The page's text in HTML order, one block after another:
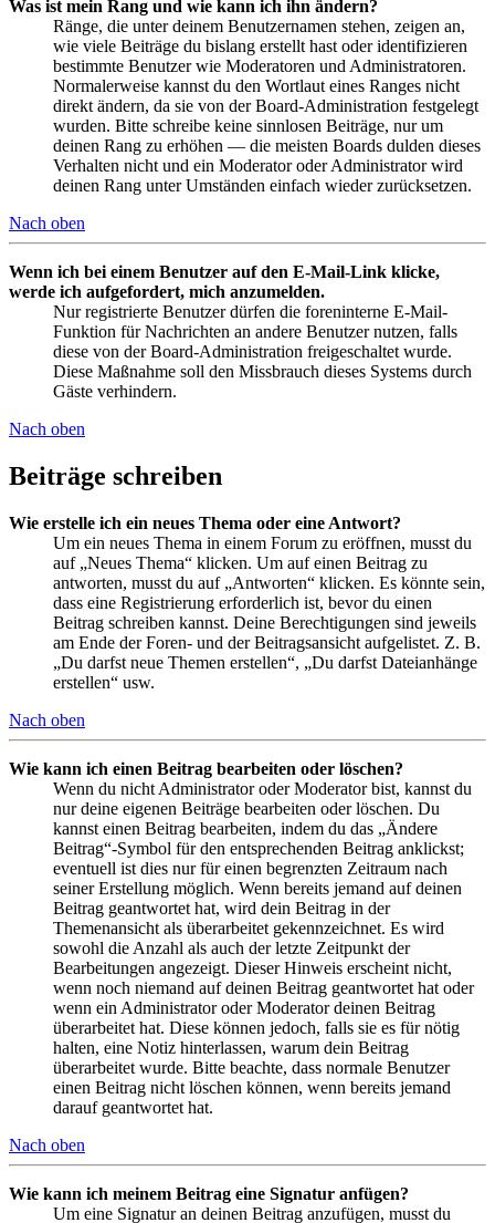
Was ist mein Rang und wie kann ich ihn ändern?
Ränge, die unter deinem Benutzernamen stehen, zeigen an,
wie viele Beiträge du bislang erstellt hast oder identifizieren
bestimmte Benutzer wie Moderatoren und Administratoren.
Normalerweise kannst du den Wortlaut eines Ranges nicht
direkt ändern, da sie von der Board-Administration festgelegt
wurden. Bitte schreibe keine sinnlosen Beiträge, nur um
deinen Rang zu erhöhen — die meisten Boards dulden dieses
Verhalten nicht und ein Moderator oder Administrator wird
deinen Rang unter Umständen einfach wieder zurücksetzen.
Nach oben
Wenn ich bei einem Benutzer auf den E-Mail-Link klicke,
werde ich aufgefordert, mich anzumelden.
Nur registrierte Benutzer dürfen die foreninterne E-Mail-
Funktion für Nachrichten an andere Benutzer nutzen, falls
diese von der Board-Administration freigeschaltet wurde.
Diese Maßnahme soll den Missbrauch dieses Systems durch
Gäste verhindern.
Nach oben
Beiträge schreiben
Wie erstelle ich ein neues Thema oder eine Antwort?
Um ein neues Thema in einem Forum zu eröffnen, musst du
auf „Neues Thema“ klicken. Um auf einen Beitrag zu
antworten, musst du auf „Antworten“ klicken. Es könnte sein,
dass eine Registrierung erforderlich ist, bevor du einen
Beitrag schreiben kannst. Deine Berechtigungen sind jeweils
am Ende der Foren- und der Beitragsansicht aufgelistet. Z. B.
„Du darfst neue Themen erstellen“, „Du darfst Dateianhänge
erstellen“ usw.
Nach oben
Wie kann ich einen Beitrag bearbeiten oder löschen?
Wenn du nicht Administrator oder Moderator bist, kannst du
nur deine eigenen Beiträge bearbeiten oder löschen. Du
kannst einen Beitrag bearbeiten, indem du das „Ändere
Beitrag“-Symbol für den entsprechenden Beitrag anklickst;
eventuell ist dies nur für einen begrenzten Zeitraum nach
seiner Erstellung möglich. Wenn bereits jemand auf deinen
Beitrag geantwortet hat, wird dein Beitrag in der
Themenansicht als überarbeitet gekennzeichnet. Es wird
sowohl die Anzahl als auch der letzte Zeitpunkt der
Bearbeitungen angezeigt. Dieser Hinweis erscheint nicht,
wenn noch niemand auf deinen Beitrag geantwortet hat oder
wenn ein Administrator oder Moderator deinen Beitrag
überarbeitet hat. Diese können jedoch, falls sie es für nötig
halten, eine Notiz hinterlassen, warum dein Beitrag
überarbeitet wurde. Bitte beachte, dass normale Benutzer
einen Beitrag nicht löschen können, wenn bereits jemand
darauf geantwortet hat.
Nach oben
Wie kann ich meinem Beitrag eine Signatur anfügen?
Um eine Signatur an deinen Beitrag anzufügen, musst du